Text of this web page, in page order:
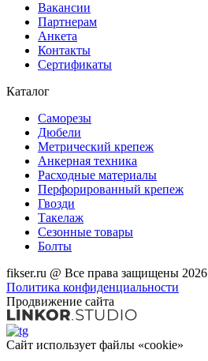
Вакансии
Партнерам
Анкета
Контакты
Сертификаты
Каталог
Саморезы
Дюбели
Метрический крепеж
Анкерная техника
Расходные материалы
Перфорированный крепеж
Гвозди
Такелаж
Сезонные товары
Болты
fikser.ru @ Все права защищены 2026
Политика конфиденциальности
Продвижение сайта
Сайт использует файлы «cookie»